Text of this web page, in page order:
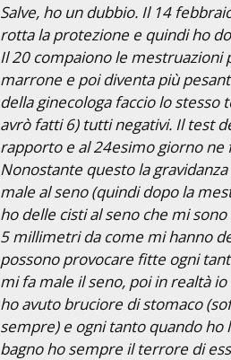
Salve, ho un dubbio. Il 14
rotta la protezione e quindi ho
Il 20 compaiono le mestruazioni
marrone e poi diventa più
della ginecologa faccio lo stesso
avrò fatti 6) tutti negativi. Il test
rapporto e al 24esimo giorno ne
Nonostante questo la
male al seno (quindi dopo la
ho delle cisti al seno che mi
5 millimetri da come mi hanno
possono provocare fitte ogni
mi fa male il seno, poi in realtà
ho avuto bruciore di stomaco
sempre) e ogni tanto quando ho
bagno ho sempre il terrore di